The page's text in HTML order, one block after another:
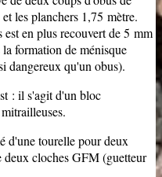
les planchers 1,75 mètre.
en plus recouvert de 5 mm
formation deménisque
dangereux qu'un obus).
: il s'agit d'un bloc
d'une tourelle pour deux
deux cloches GFM (guetteur